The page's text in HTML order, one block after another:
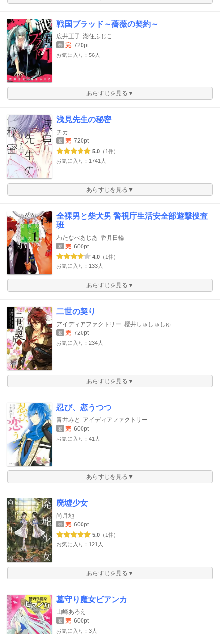
戦国ブラッド～薔薇の契約～
広井王子 湖住ふじこ
巻 完 720pt
お気に入り：56人
あらすじを見る▼
浅見先生の秘密
チカ
巻 完 720pt
5.0 （1件）
お気に入り：1741人
あらすじを見る▼
全裸男と柴犬男 警視庁生活安全部遊撃捜査
班
わたなべあじあ 香月日輪
巻 完 600pt
4.0 （1件）
お気に入り：133人
あらすじを見る▼
二世の契り
アイディアファクトリー 櫻井しゅしゅしゅ
巻 完 720pt
お気に入り：234人
あらすじを見る▼
忍び、恋うつつ
青井みと アイディアファクトリー
巻 完 600pt
お気に入り：41人
あらすじを見る▼
廃墟少女
尚月地
巻 完 600pt
5.0 （1件）
お気に入り：121人
あらすじを見る▼
墓守り魔女ビアンカ
山崎あろえ
巻 完 600pt
お気に入り：3人